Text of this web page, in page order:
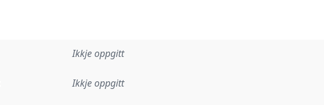
Ikkje oppgitt
Ikkje oppgitt